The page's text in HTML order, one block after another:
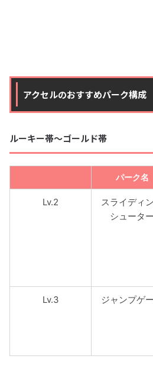
アクセルのおすすめパーク構成
ルーキー帯〜ゴールド帯
パーク名
Lv.2
スライディ
シューター
Lv.3 ジャンプゲ